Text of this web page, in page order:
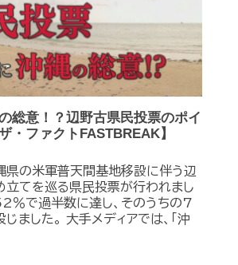
総意！？辺野古県民投票のポイ
・ファクトFASTBREAK】
県の米軍普天間基地移設に伴う辺
立てを巡る県民投票が行われまし
％で過半数に達し、そのうちの7
ました。 大手メディアでは、「沖